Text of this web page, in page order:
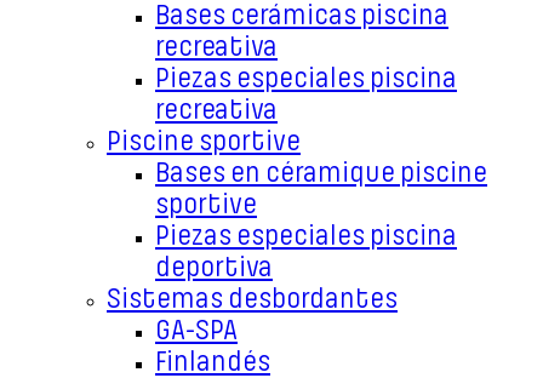
Bases cerámicas piscina
recreativa
Piezas especiales piscina
recreativa
Piscine sportive
Bases en céramique piscine
sportive
Piezas especiales piscina
deportiva
Sistemas desbordantes
GA-SPA
Finlandés